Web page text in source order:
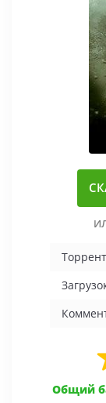
Общий